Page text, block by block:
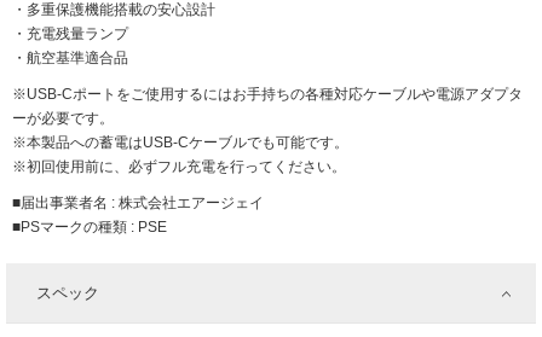
・多重保護機能搭載の安心設計
・充電残量ランプ
・航空基準適合品
※USB-Cポートをご使用するにはお手持ちの各種対応ケーブルや電源アダプタ
ーが必要です。
※本製品への蓄電はUSB-Cケーブルでも可能です。
※初回使用前に、必ずフル充電を行ってください。
■届出事業者名 : 株式会社エアージェイ
■PSマークの種類 : PSE
スペック